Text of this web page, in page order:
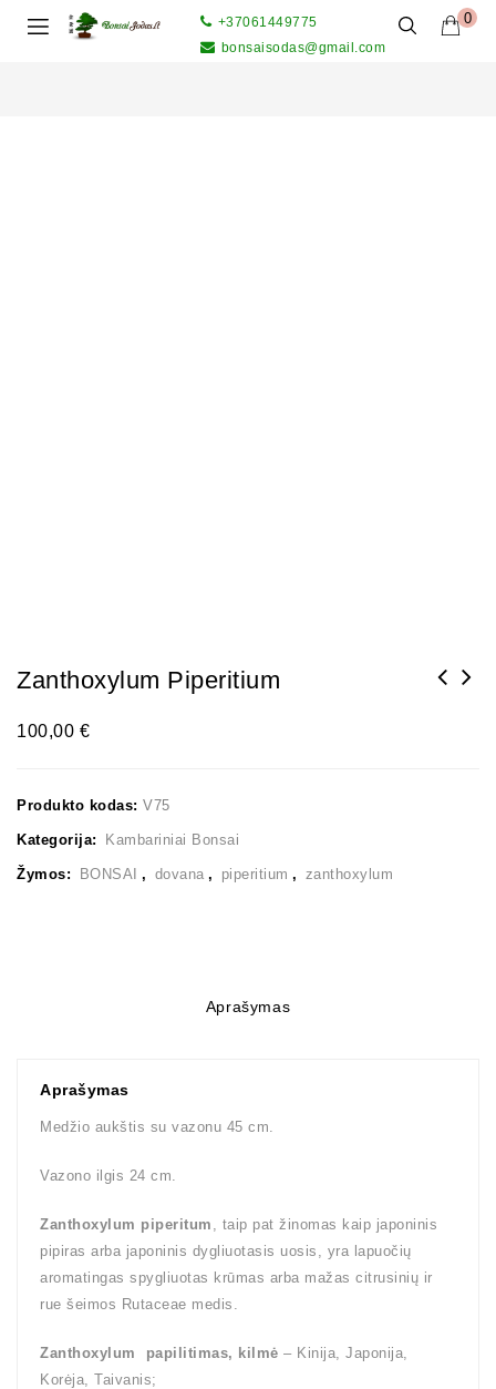
0
+37061449775
bonsaisodas@gmail.com
Zanthoxylum Piperitium
100,00€
Produkto kodas: V75
Kategorija: Kambariniai Bonsai
Žymos: BONSAI , dovana , piperitium , zanthoxylum
Aprašymas
Aprašymas
Medžio aukštis su vazonu 45 cm.
Vazono ilgis 24 cm.
Zanthoxylum piperitum , taip pat žinomas kaip japoninis
pipiras arba japoninis dygliuotasis uosis, yra lapuočių
aromatingas spygliuotas krūmas arba mažas citrusinių ir
rue šeimos Rutaceae medis.
Zanthoxylum papilitimas, kilmė – Kinija, Japonija,
Korėja, Taivanis;